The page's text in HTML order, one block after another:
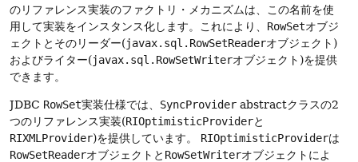
のリファレンス実装のファクトリ・メカニズムは、この名前を使
用して実装をインスタンス化します。これにより、 RowSetオブジ
ェクトとそのリーダー(javax.sql.RowSetReaderオブジェクト)
およびライター(javax.sql.RowSetWriterオブジェクト)を提供
できます。
JDBC RowSet実装仕様では、 SyncProvider abstractクラスの2
つのリファレンス実装(RIOptimisticProviderと
RIXMLProvider)を提供しています。 RIOptimisticProviderは
RowSetReaderオブジェクトと RowSetWriterオブジェクトによ